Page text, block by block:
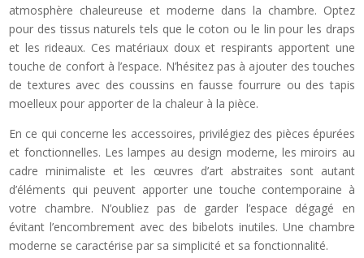
atmosphère chaleureuse et moderne dans la chambre. Optez
pour des tissus naturels tels que le coton ou le lin pour les draps
et les rideaux. Ces matériaux doux et respirants apportent une
touche de confort à l’espace. N’hésitez pas à ajouter des touches
de textures avec des coussins en fausse fourrure ou des tapis
moelleux pour apporter de la chaleur à la pièce.
En ce qui concerne les accessoires, privilégiez des pièces épurées
et fonctionnelles. Les lampes au design moderne, les miroirs au
cadre minimaliste et les œuvres d’art abstraites sont autant
d’éléments qui peuvent apporter une touche contemporaine à
votre chambre. N’oubliez pas de garder l’espace dégagé en
évitant l’encombrement avec des bibelots inutiles. Une chambre
moderne se caractérise par sa simplicité et sa fonctionnalité.